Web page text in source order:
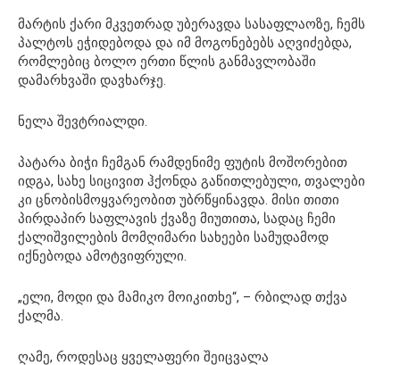
მარტის ქარი მკვეთრად უბერავდა სასაფლაოზე, ჩემს
პალტოს ეჭიდებოდა და იმ მოგონებებს აღვიძებდა,
რომლებიც ბოლო ერთი წლის განმავლობაში
დამარხვაში დავხარჯე.
ნელა შევტრიალდი.
პატარა ბიჭი ჩემგან რამდენიმე ფუტის მოშორებით
იდგა, სახე სიცივით ჰქონდა გაწითლებული, თვალები
კი ცნობისმოყვარეობით უბრწყინავდა. მისი თითი
პირდაპირ საფლავის ქვაზე მიუთითა, სადაც ჩემი
ქალიშვილების მომღიმარი სახეები სამუდამოდ
იქნებოდა ამოტვიფრული.
„ელი, მოდი და მამიკო მოიკითხე“, – რბილად თქვა
ქალმა.
ღამე, როდესაც ყველაფერი შეიცვალა